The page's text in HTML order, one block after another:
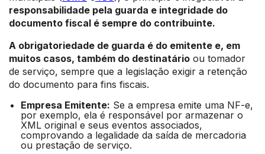
responsabilidade pela guarda e integridade do
documento fiscal é sempre do contribuinte.
A obrigatoriedade de guarda é do emitente e, em
muitos casos, também do destinatário ou tomador
de serviço, sempre que a legislação exigir a retenção
do documento para fins fiscais.
Empresa Emitente: Se a empresa emite uma NF-e,
por exemplo, ela é responsável por armazenar o
XML original e seus eventos associados,
comprovando a legalidade da saída de mercadoria
ou prestação de serviço.